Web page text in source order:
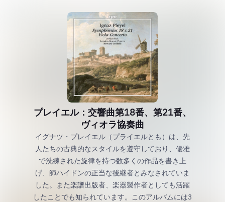
プレイエル：交響曲第18番、第21番、
ヴィオラ協奏曲
イグナツ・プレイエル（プライエルとも）は、先
人たちの古典的なスタイルを遵守しており、優雅
で洗練された旋律を持つ数多くの作品を書き上
げ、師ハイドンの正当な後継者とみなされていま
した。また楽譜出版者、楽器製作者としても活躍
したことでも知られています。このアルバムには3